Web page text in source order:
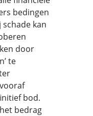
bedingen
kan
door
te
bod.
bedrag